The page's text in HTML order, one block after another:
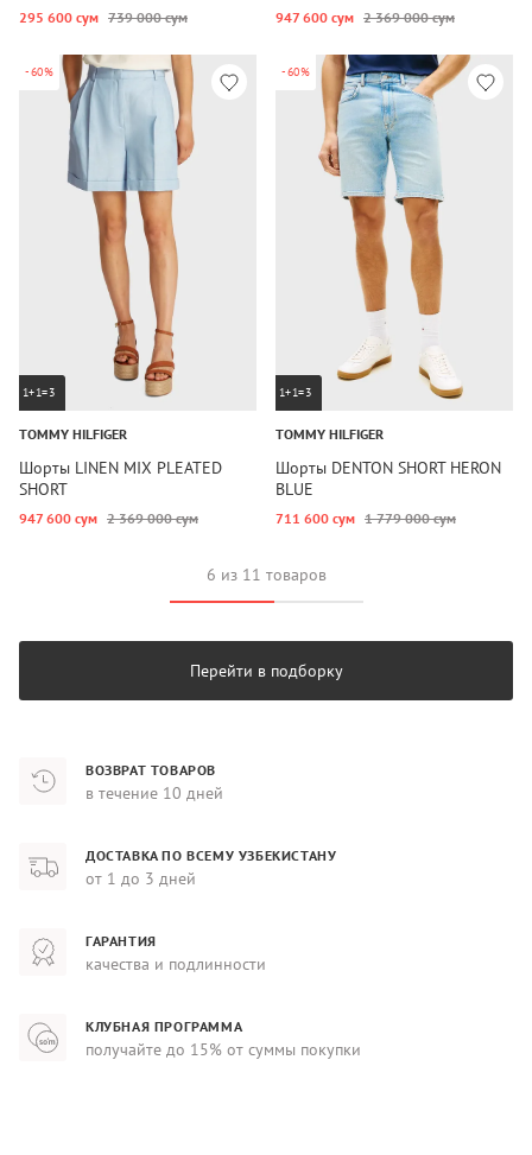
295 600 сум 739 000 сум 947 600 сум 2 369 000 сум
-60%
1+1=3
TOMMY HILFIGER
Шорты LINEN MIX PLEATED
SHORT
947 600 сум 2 369 000 сум
-60%
1+1=3
TOMMY HILFIGER
Шорты DENTON SHORT HERON
BLUE
711 600 сум 1 779 000 сум
6 из 11 товаров
Перейти в подборку
ВОЗВРАТ ТОВАРОВ
в течение 10 дней
ДОСТАВКА ПО ВСЕМУ УЗБЕКИСТАНУ
от 1 до 3 дней
ГАРАНТИЯ
качества и подлинности
КЛУБНАЯ ПРОГРАММА
получайте до 15% от суммы покупки